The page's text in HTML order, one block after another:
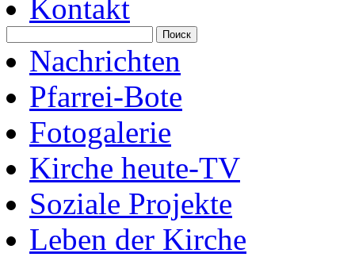
Kontakt
Nachrichten
Pfarrei-Bote
Fotogalerie
Kirche heute-TV
Soziale Projekte
Leben der Kirche